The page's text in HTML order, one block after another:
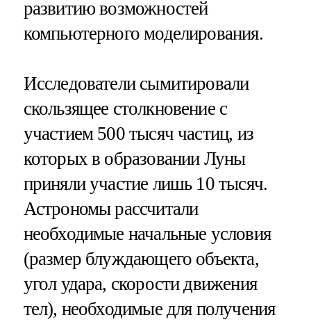
развитию возможностей
компьютерного моделирования.
Исследователи сымитировали
скользящее столкновение с
участием 500 тысяч частиц, из
которых в образовании Луны
приняли участие лишь 10 тысяч.
Астрономы рассчитали
необходимые начальные условия
(размер блуждающего объекта,
угол удара, скорости движения
тел), необходимые для получения